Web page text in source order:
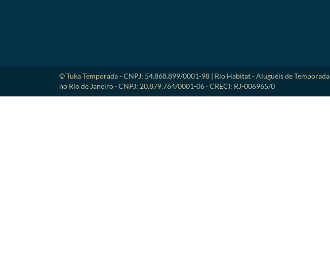
© Tuka Temporada - CNPJ: 54.868.899/0001-98 | Rio Habitat - Aluguéis de Temporada
no Rio de Janeiro · CNPJ: 20.879.764/0001-06 · CRECI: RJ-006965/0